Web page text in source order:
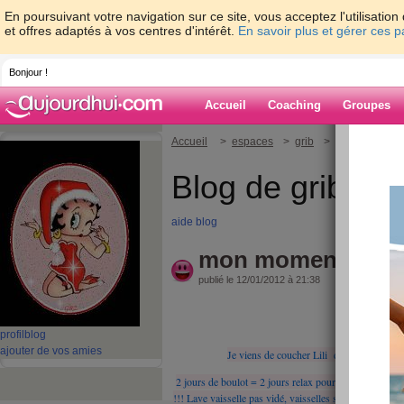
En poursuivant votre navigation sur ce site, vous acceptez
et offres adaptés à vos centres d'intérêt. En savoir plus et gérer ces
Bonjour !
Accueil Coaching Groupes
profil blog
ajouter de vos amies
Accueil > espaces > grib > mon moment
Blog de grib
aide blog
mon moment à
publié le 12/01/2012 à 21:38
Bonsoir
Je viens de coucher Lili dc j'ai un peu de
2 jours de boulot = 2 jours relax pour mon homme =
!!! Lave vaisselle pas vidé, vaisselles sale +++++ ds